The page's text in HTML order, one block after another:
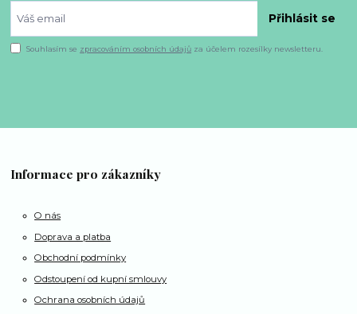
Přihlásit se
Souhlasím se zpracováním osobních údajů za účelem rozesílky newsletteru.
Informace pro zákazníky
O nás
Doprava a platba
Obchodní podmínky
Odstoupení od kupní smlouvy
Ochrana osobních údajů